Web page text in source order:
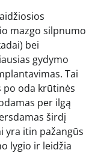
mazgo silpnumo
bei
gydymo
Tai
po oda krūtinės
per ilgą
širdį
yra itin pažangūs
lygio ir leidžia